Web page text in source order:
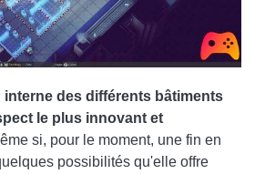
interne des différents bâtiments
le plus innovant et
si, pour le moment, une fin en
possibilités qu'elle offre